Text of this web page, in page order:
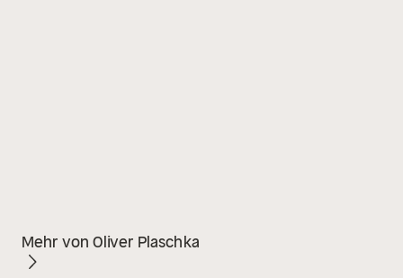
Mehr von Oliver Plaschka